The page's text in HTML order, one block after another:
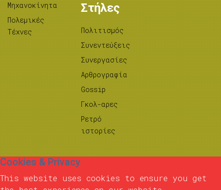
Μηχανοκίνητα
Πολεμικές
Τέχνες
Στήλες
Πολιτισμός
Συνεντεύξεις
Συνεργασίες
Αρθρογραφία
Gossip
Γκολ-αρες
Ρετρό
ιστορίες
Cookies & Privacy
This website uses cookies to ensure you get